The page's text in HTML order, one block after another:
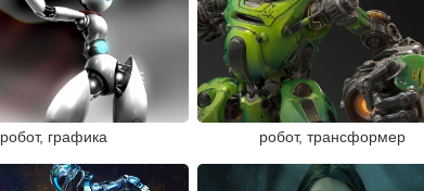
робот, графика робот, трансформер